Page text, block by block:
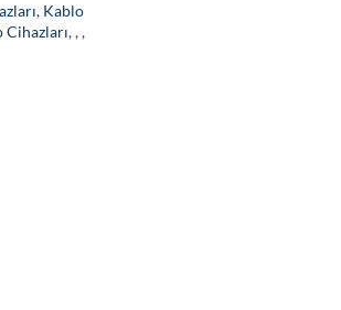
, Kablo
Cihazları,,,